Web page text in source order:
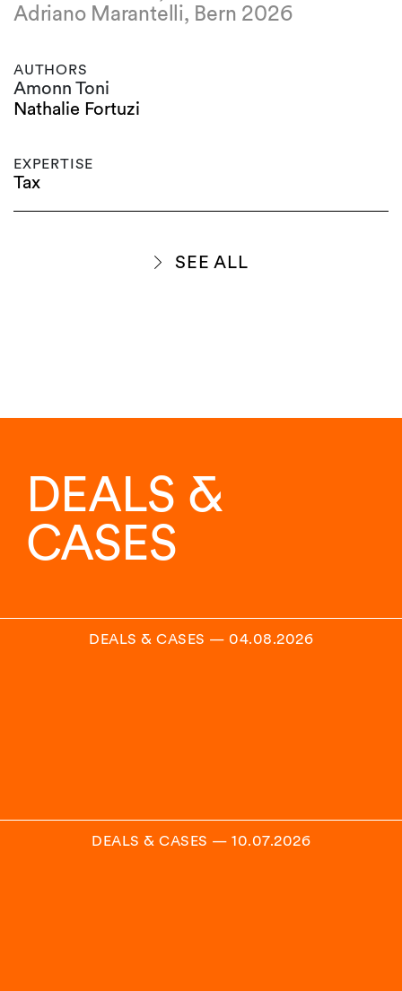
Adriano Marantelli, Bern 2026
AUTHORS
Amonn Toni
Nathalie Fortuzi
EXPERTISE
Tax
SEE ALL
DEALS &
CASES
DEALS & CASES — 04.08.2026
DEALS & CASES — 10.07.2026